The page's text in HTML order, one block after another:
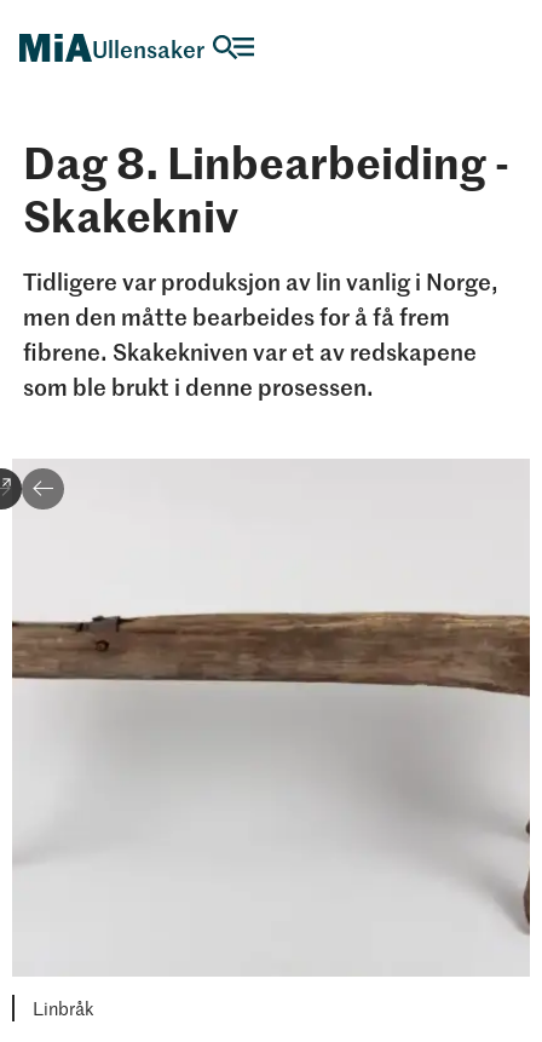
Ullensaker
Dag 8. Linbearbeiding -
Skakekniv
Tidligere var produksjon av lin vanlig i Norge,
men den måtte bearbeides for å få frem
fibrene. Skakekniven var et av redskapene
som ble brukt i denne prosessen.
Linbråk